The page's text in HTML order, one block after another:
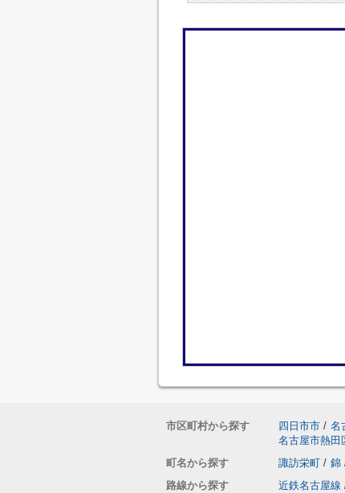
市区町村から探す 四日市市 / 名
名古屋市熱田
町名から探す
諏訪栄町 / 錦
路線から探す
近鉄名古屋線